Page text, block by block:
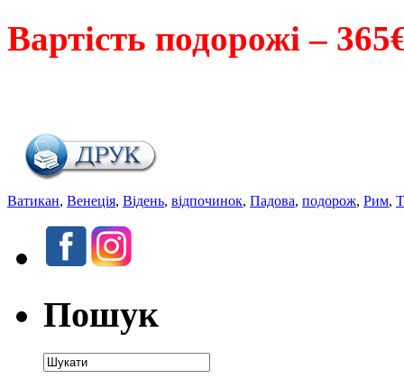
Вартість подорожі –
Ватикан, Венеція, Відень, відпочинок, Падова, подорож, Рим,
Пошук